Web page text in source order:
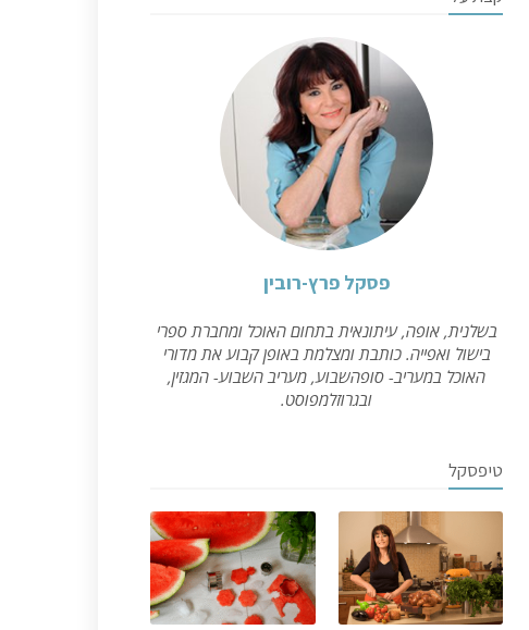
פסקל פרץ-רובין
בשלנית, אופה, עיתונאית בתחום האוכל ומחברת ספרי
בישול ואפייה. כותבת ומצלמת באופן קבוע את מדורי
האוכל במעריב- סופהשבוע, מעריב השבוע- המגזין,
ובגרוזלמפוסט.
טיפסקל